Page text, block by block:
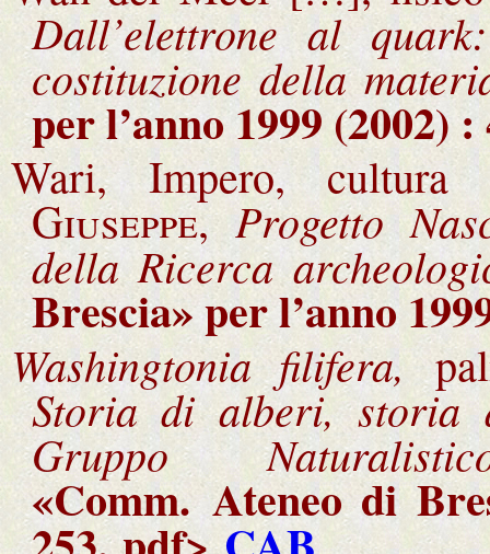
Dall’elettrone al
costituzione della
per l’anno 1999 (2002) :
Wari, Impero, cultura
Giuseppe,Progetto
della Ricerca
Brescia» per l’anno
Washingtonia filifera,
Storia di alberi, storia
Gruppo
«Comm.Ateneo di